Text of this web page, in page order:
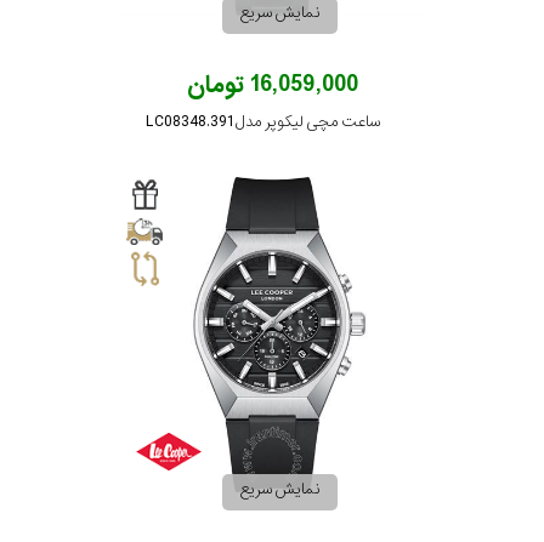
نمایش سریع
16,059,000 تومان
ساعت مچی لیکوپر مدل LC08348.391
نمایش سریع